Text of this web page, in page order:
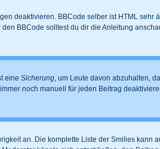
deaktivieren. BBCode selber ist HTML sehr
BBCode solltest du dir die Anleitung
eine Sicherung, um Leute davon abzuhalten,
noch manuell für jeden Beitrag
an. Die komplette Liste der Smilies kann